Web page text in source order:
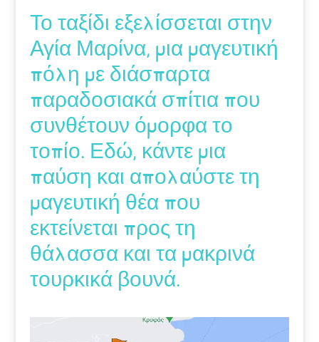
Το ταξίδι εξελίσσεται στην
Αγία Μαρίνα, μια μαγευτική
πόλη με διάσπαρτα
παραδοσιακά σπίτια που
συνθέτουν όμορφα το
τοπίο. Εδώ, κάντε μια
παύση και απολαύστε τη
μαγευτική θέα που
εκτείνεται προς τη
θάλασσα και τα μακρινά
τουρκικά βουνά.